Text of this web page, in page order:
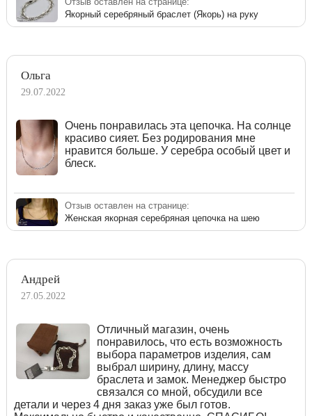
Якорный серебряный браслет (Якорь) на руку
Ольга
29.07.2022
Очень понравилась эта цепочка. На солнце
красиво сияет. Без родирования мне
нравится больше. У серебра особый цвет и
блеск.
Отзыв оставлен на странице:
Женская якорная серебряная цепочка на шею
Андрей
27.05.2022
Отличный магазин, очень
понравилось, что есть возможность
выбора параметров изделия, сам
выбрал ширину, длину, массу
браслета и замок. Менеджер быстро
связался со мной, обсудили все
детали и через 4 дня заказ уже был готов.